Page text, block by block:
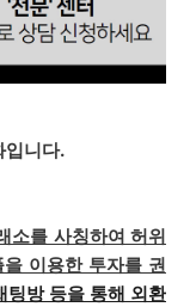
입니다.
를 사칭하여 허위
이용한 투자를 권
팅방 등을 통해 외환